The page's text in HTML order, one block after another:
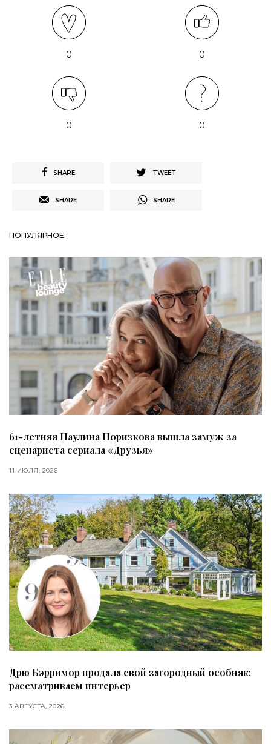
0 0
0 0
SHARE TWEET
SHARE SHARE
ПОПУЛЯРНОЕ:
61-летняя Паулина Поризкова вышла замуж за
сценариста сериала «Друзья»
11 ИЮЛЯ, 2026
Дрю Бэрримор продала свой загородный особняк:
рассматриваем интерьер
3 АВГУСТА, 2026